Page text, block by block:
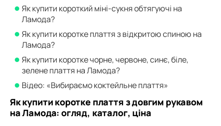
Як купити короткий міні-сукня обтягуючі на
Ламода?
Як купити коротке плаття з відкритою спиною на
Ламода?
Як купити коротке чорне, червоне, синє, біле,
зелене плаття на Ламода?
Відео: «Вибираємо коктейльне плаття»
Як купити коротке плаття з довгим рукавом
на Ламода: огляд, каталог, ціна